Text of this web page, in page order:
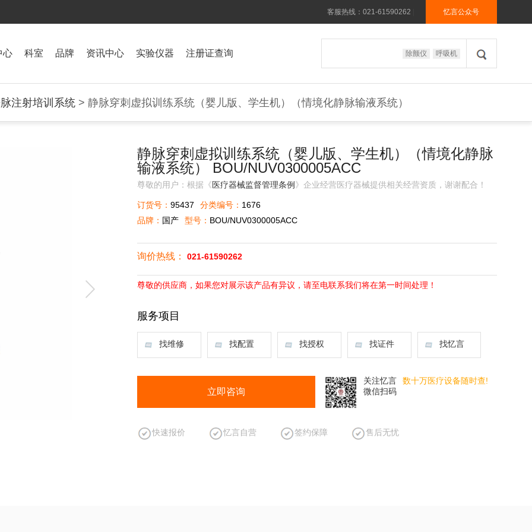
客服热线：021-61590262 忆言公众号
心 科室 品牌 资讯中心 实验仪器 注册证查询 除颤仪 呼吸机
注射培训系统 > 静脉穿刺虚拟训练系统（婴儿版、学生机）（情境化静脉输液系统）
静脉穿刺虚拟训练系统（婴儿版、学生机）（情境化静脉
输液系统） BOU/NUV0300005ACC
尊敬的用户：根据《医疗器械监督管理条例 》企业经营医疗器械提供相关经营资质，谢谢配合！
订货号： 95437 分类编号： 1676
品牌： 国产 型号： BOU/NUV0300005ACC
询价热线： 021-61590262
尊敬的供应商，如果您对展示该产品有异议，请至电联系我们将在第一时间处理！
服务项目
找维修 找配置 找授权 找证件 找忆言
立即咨询
关注忆言
微信扫码
数十万医疗设备随时查!
快速报价 忆言自营 签约保障 售后无忧